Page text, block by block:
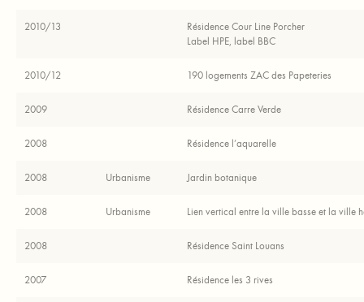
2010/13
Résidence Cour Line Porcher
Label HPE, label BBC
2010/12 190 logements ZAC des Papeteries
2009 Résidence Carre Verde
2008 Résidence l’aquarelle
2008 Urbanisme Jardin botanique
2008 Urbanisme Lien vertical entre la ville basse et la ville
2008 Résidence Saint Louans
2007 Résidence les 3 rives